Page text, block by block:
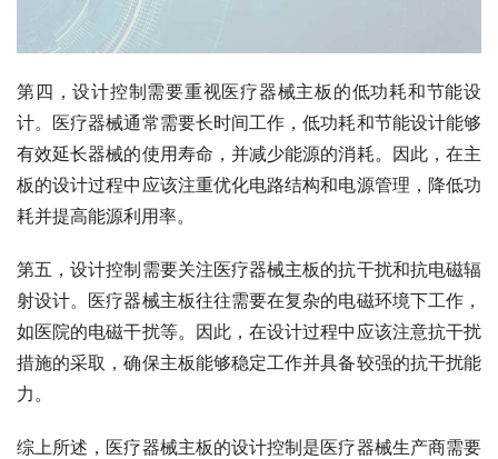
第四，设计控制需要重视医疗器械主板的低功耗和节能设
计。医疗器械通常需要长时间工作，低功耗和节能设计能够
有效延长器械的使用寿命，并减少能源的消耗。因此，在主
板的设计过程中应该注重优化电路结构和电源管理，降低功
耗并提高能源利用率。
第五，设计控制需要关注医疗器械主板的抗干扰和抗电磁辐
射设计。医疗器械主板往往需要在复杂的电磁环境下工作，
如医院的电磁干扰等。因此，在设计过程中应该注意抗干扰
措施的采取，确保主板能够稳定工作并具备较强的抗干扰能
力。
综上所述，医疗器械主板的设计控制是医疗器械生产商需要